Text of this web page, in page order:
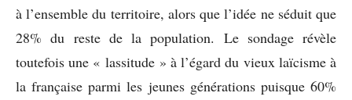
à l’ensemble du territoire, alors que l’idée ne séduit que
28% du reste de la population. Le sondage révèle
toutefois une « lassitude » à l’égard du vieux laïcisme à
la française parmi les jeunes générations puisque 60%